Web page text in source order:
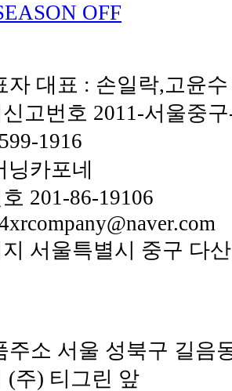
OFF
자 대표 : 손일락,고윤
고번호 2011-서울중
1916
닝카포네
201-86-19106
서울특별시 중구 다
주소 서울 성북구 길음
(주) 티그린 앞